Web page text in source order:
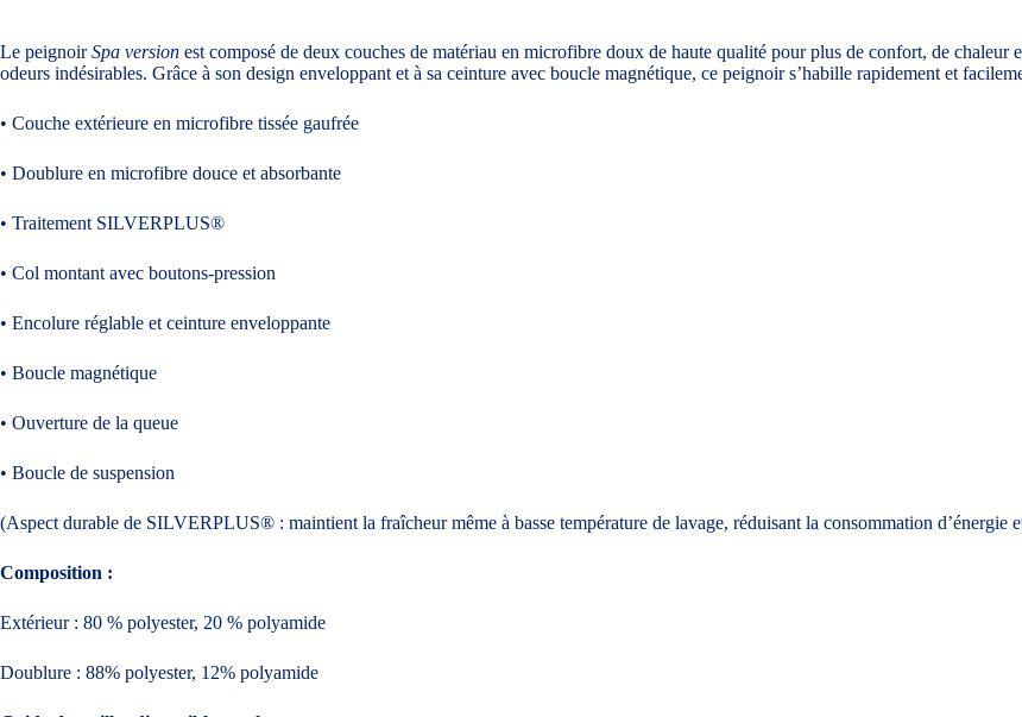
Le peignoirSpa version est composé de deux couches de matériau en microfibre doux de haute qualité pour plus de confort, de
odeurs indésirables. Grâce à son design enveloppant et à sa ceinture avec boucle magnétique, ce peignoir s’habille rapidement et
• Couche extérieure en microfibre tissée gaufrée
• Doublure en microfibre douce et absorbante
• Traitement SILVERPLUS®
• Col montant avec boutons-pression
• Encolure réglable et ceinture enveloppante
• Boucle magnétique
• Ouverture de la queue
• Boucle de suspension
(Aspect durable de SILVERPLUS® : maintient la fraîcheur même à basse température de lavage, réduisant la consommation
Composition :
Extérieur : 80 % polyester, 20 % polyamide
Doublure : 88% polyester, 12% polyamide